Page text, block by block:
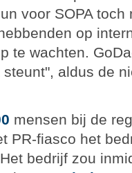
voor SOPA
op
te wachten.
aldus de
mensen bij de
PR-fiasco het
bedrijf zou